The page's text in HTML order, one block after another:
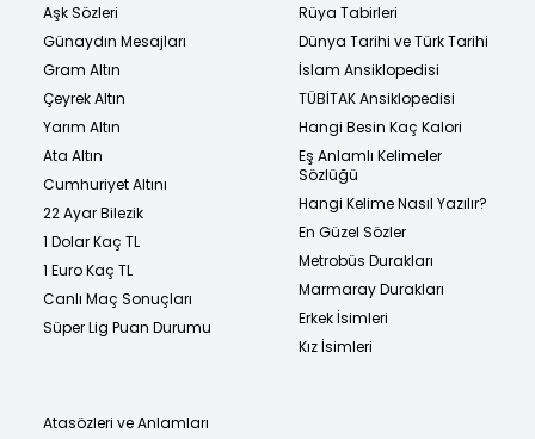
Aşk Sözleri
Günaydın Mesajları
Gram Altın
Çeyrek Altın
Yarım Altın
Ata Altın
Cumhuriyet Altını
22 Ayar Bilezik
1 Dolar Kaç TL
1 Euro Kaç TL
Canlı Maç Sonuçları
Süper Lig Puan Durumu
Rüya Tabirleri
Dünya Tarihi ve Türk Tarihi
İslam Ansiklopedisi
TÜBİTAK Ansiklopedisi
Hangi Besin Kaç Kalori
Eş Anlamlı Kelimeler
Sözlüğü
Hangi Kelime Nasıl Yazılır?
En Güzel Sözler
Metrobüs Durakları
Marmaray Durakları
Erkek İsimleri
Kız İsimleri
Atasözleri ve Anlamları